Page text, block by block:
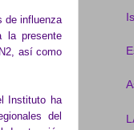
de influenza
la presente
así como
Instituto ha
del